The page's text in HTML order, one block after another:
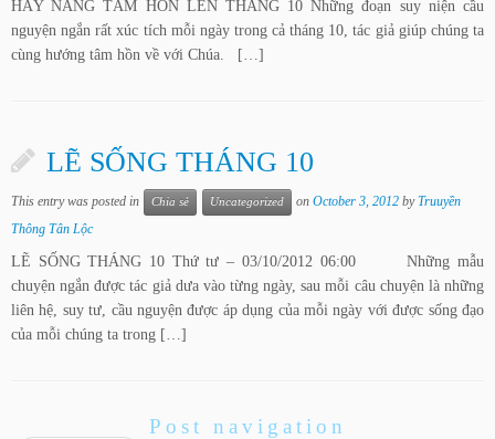
HÃY NÂNG TÂM HỒN LÊN THÁNG 10 Những đoạn suy niện cầu
nguyện ngắn rất xúc tích mỗi ngày trong cả tháng 10, tác giả giúp chúng ta
cùng hướng tâm hồn về với Chúa. […]
LẼ SỐNG THÁNG 10
This entry was posted in Chia sẻ Uncategorized on October 3, 2012 byTruuyền
Thông Tân Lộc
LẼ SỐNG THÁNG 10 Thứ tư – 03/10/2012 06:00 Những mẫu
chuyện ngắn được tác giả dưa vào từng ngày, sau mỗi câu chuyện là những
liên hệ, suy tư, cầu nguyện được áp dụng của mỗi ngày với được sống đạo
của mỗi chúng ta trong […]
Post navigation